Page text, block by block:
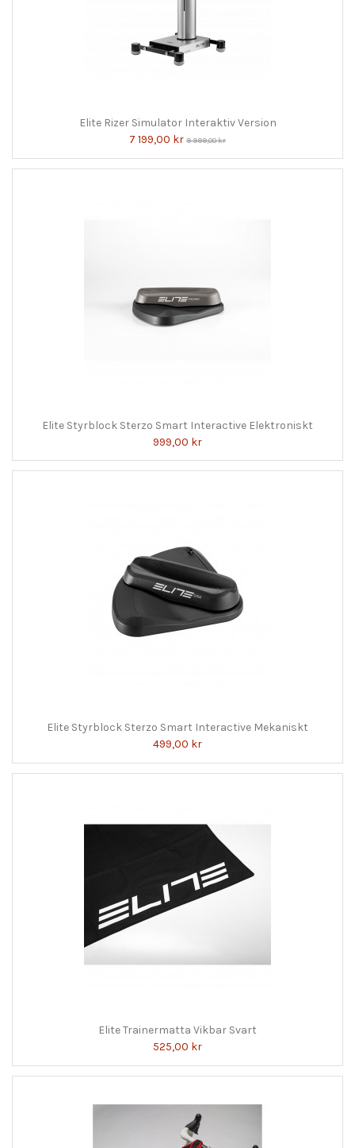
Elite Rizer Simulator Interaktiv Version
7 199,00 kr 9 999,00 kr
Elite Styrblock Sterzo Smart Interactive Elektroniskt
999,00 kr
Elite Styrblock Sterzo Smart Interactive Mekaniskt
499,00 kr
Elite Trainermatta Vikbar Svart
525,00 kr